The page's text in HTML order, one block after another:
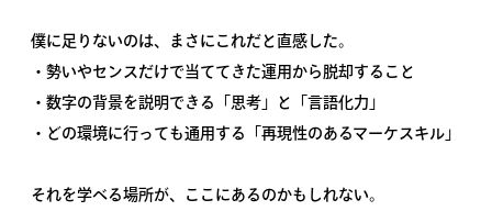
僕に足りないのは、まさにこれだと直感した。
・勢いやセンスだけで当ててきた運用から脱却すること
・数字の背景を説明できる「思考」と「言語化力」
・どの環境に行っても通用する「再現性のあるマーケスキル」
それを学べる場所が、ここにあるのかもしれない。